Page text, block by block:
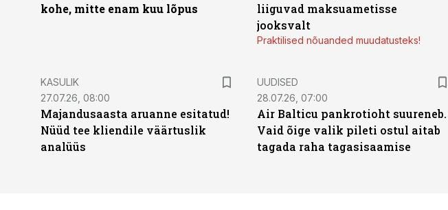
kohe, mitte enam kuu lõpus
liiguvad maksuametisse
jooksvalt
Praktilised nõuanded muudatusteks!
KASULIK
27.07.26, 08:00
Majandusaasta aruanne esitatud!
Nüüd tee kliendile väärtuslik
analüüs
UUDISED
28.07.26, 07:00
Air Balticu pankrotioht suureneb.
Vaid õige valik pileti ostul aitab
tagada raha tagasisaamise